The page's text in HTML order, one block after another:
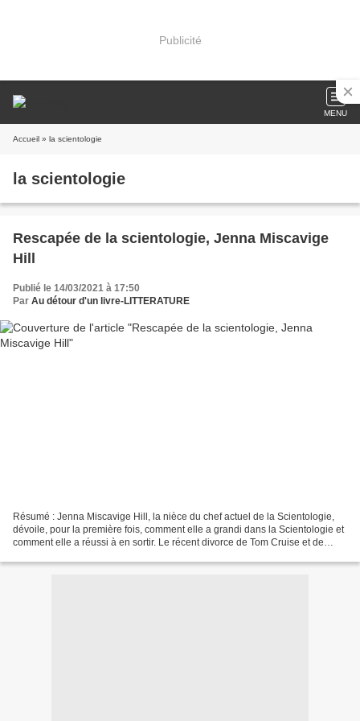
Publicité
MENU
Accueil » la scientologie
la scientologie
Rescapée de la scientologie, Jenna Miscavige
Hill
Publié le 14/03/2021 à 17:50
Par Au détour d'un livre-LITTERATURE
Résumé : Jenna Miscavige Hill, la nièce du chef actuel de la Scientologie,
dévoile, pour la première fois, comment elle a grandi dans la Scientologie et
comment elle a réussi à en sortir. Le récent divorce de Tom Cruise et de